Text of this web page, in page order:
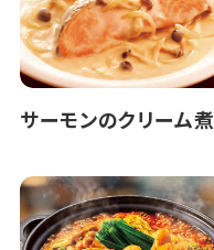
サーモンのクリーム煮